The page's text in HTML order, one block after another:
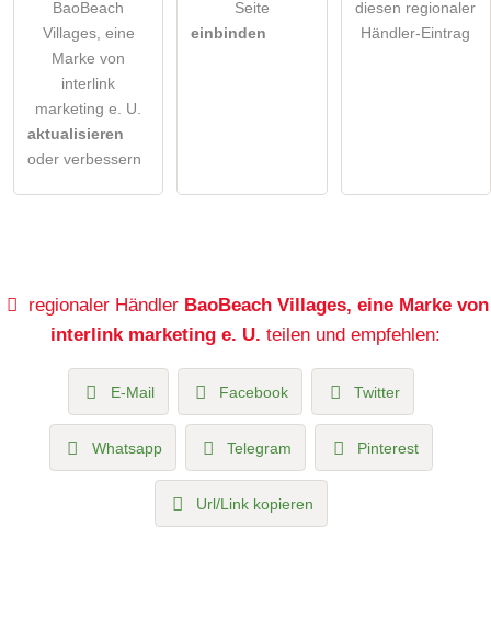
BaoBeach
Villages, eine
Marke von
interlink
marketing e. U.
aktualisieren
oder verbessern
Seite
einbinden
diesen regionaler
Händler-Eintrag
regionaler Händler BaoBeach Villages, eine Marke von
interlink marketing e. U. teilen und empfehlen:
E-Mail Facebook Twitter
Whatsapp Telegram Pinterest
Url/Link kopieren